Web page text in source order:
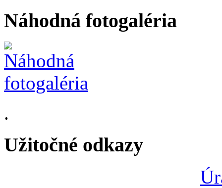
Náhodná fotogaléria
.
Užitočné odkazy